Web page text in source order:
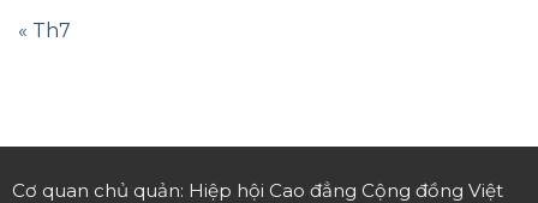
« Th7
Cơ quan chủ quản: Hiệp hội Cao đẳng Cộng đồng Việt